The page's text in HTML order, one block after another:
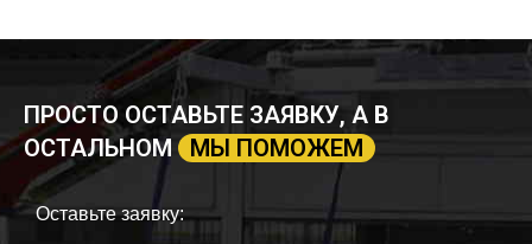
ПРОСТО ОСТАВЬТЕ ЗАЯВКУ, А В
ОСТАЛЬНОМ
МЫ ПОМОЖЕМ
Оставьте заявку: